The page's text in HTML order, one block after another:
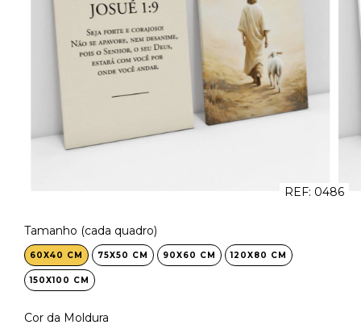
REF: 0486
Tamanho (cada quadro)
60X40 CM 75X50 CM 90X60 CM 120X80 CM
150X100 CM
Cor da Moldura